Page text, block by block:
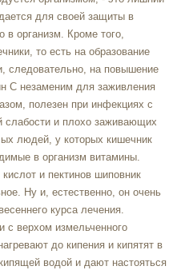
для своей защиты в
в организм. Кроме того,
то есть на образование
следовательно, на повышение
С незаменим для заживления
полезен при инфекциях с
слабости и плохо заживающих
людей, у которых кишечник
в организм витамины.
и пектинов шиповник
Ну и, естественно, он очень
курса лечения.
с верхом измельченного
до кипения и кипятят в
водой и дают настояться